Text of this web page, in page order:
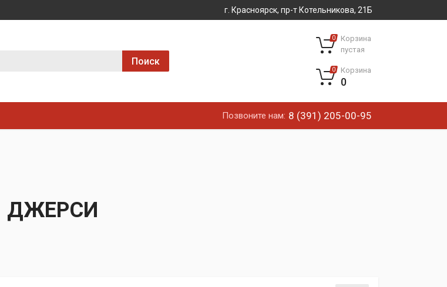
г. Красноярск, пр-т Котельникова, 21Б
Позвоните нам: 8 (391) 205-00-95
Поиск
0
Корзина
пустая
0 Корзина
0
ДЖЕРСИ